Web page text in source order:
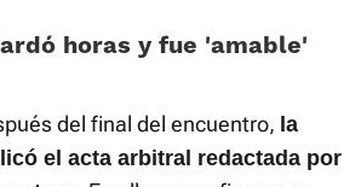
horas y fue 'amable'
del final del encuentro, la
el acta arbitral redactada por